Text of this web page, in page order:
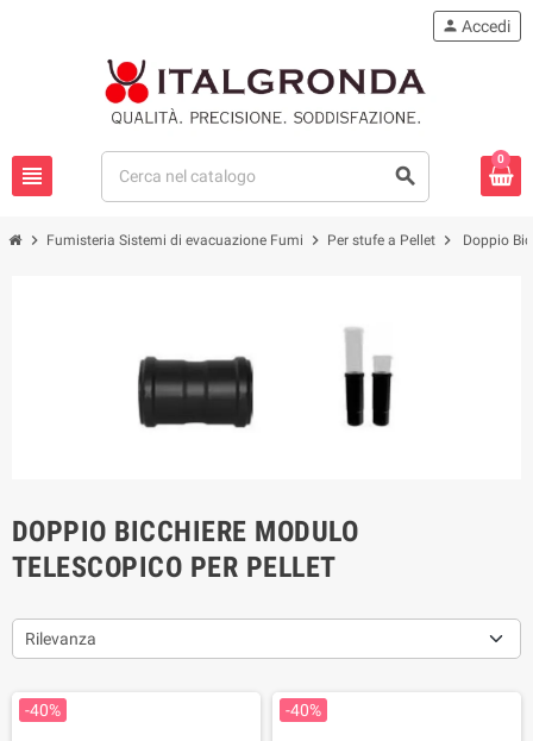
view_headline search
person Accedi
0
chevron_right Fumisteria Sistemi di evacuazione Fumi chevron_right Per stufe a Pellet chevron_right Doppio
DOPPIO BICCHIERE MODULO
TELESCOPICO PER PELLET
Rilevanza
-40% -40%